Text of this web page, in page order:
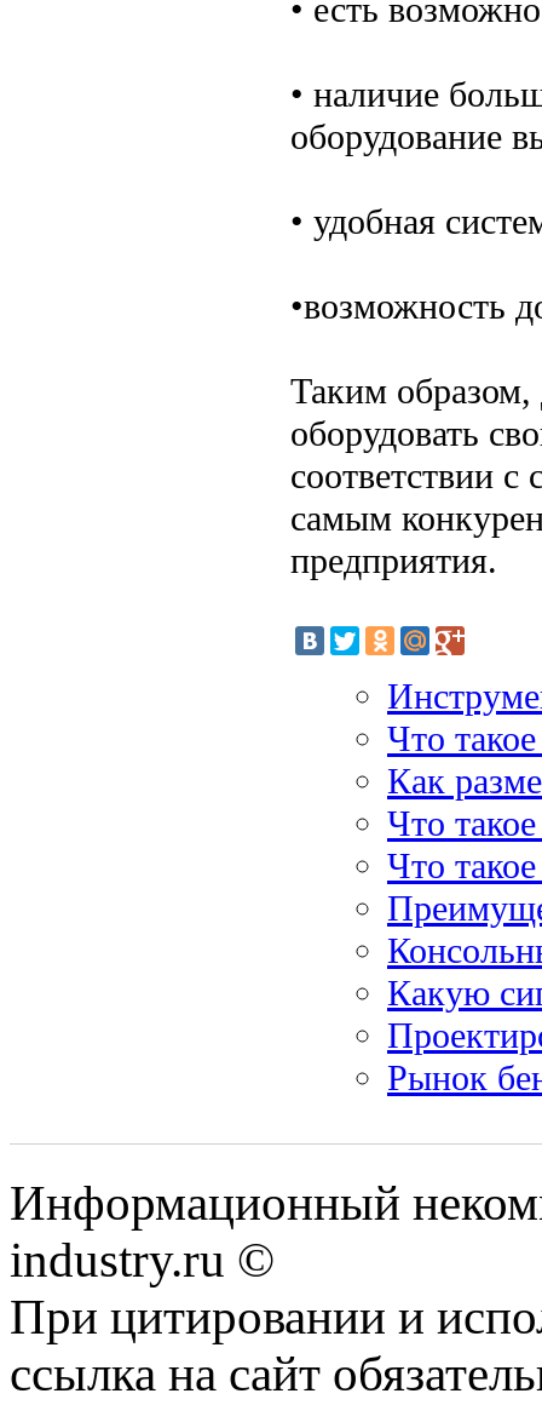
• есть
• наличие
оборудование
• удобная
•возможность
Таким образом,
оборудовать
соответствии
самым
предприятия.
Что
Как
Что
Что
Какую
Рынок
Информационный
industry.ru ©
При цитировании и
ссылка на сайт